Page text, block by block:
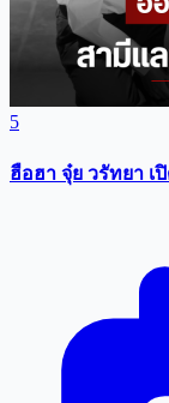
5
ฮือฮา จุ๋ย วรัทยา เ